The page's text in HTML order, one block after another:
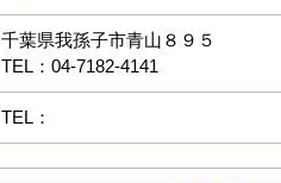
千葉県我孫子市青山８９５
TEL：04-7182-4141
TEL：